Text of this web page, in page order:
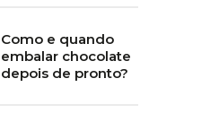
Como e quando
embalar chocolate
depois de pronto?